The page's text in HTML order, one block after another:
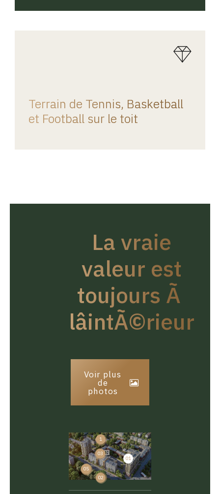
Terrain de Tennis, Basketball
et Football sur le toit
La vraie
valeur est
toujours Ã
lâintÃ©rieur
Voir plus
de
photos
01
1
02
03
04
05